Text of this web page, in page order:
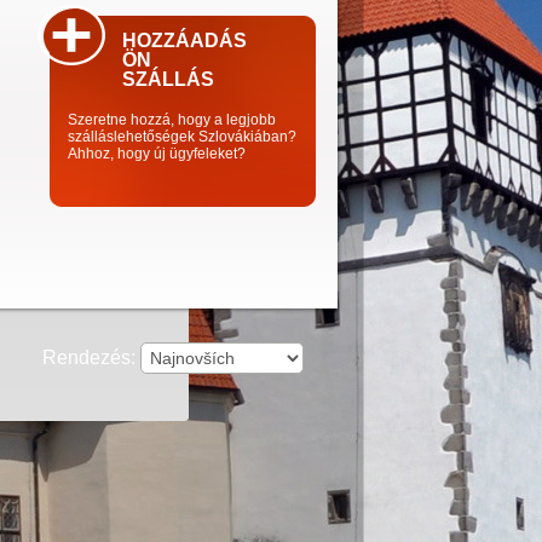
HOZZÁADÁS
ÖN
SZÁLLÁS
Szeretne hozzá, hogy a legjobb
szálláslehetőségek Szlovákiában?
Ahhoz, hogy új ügyfeleket?
Rendezés: